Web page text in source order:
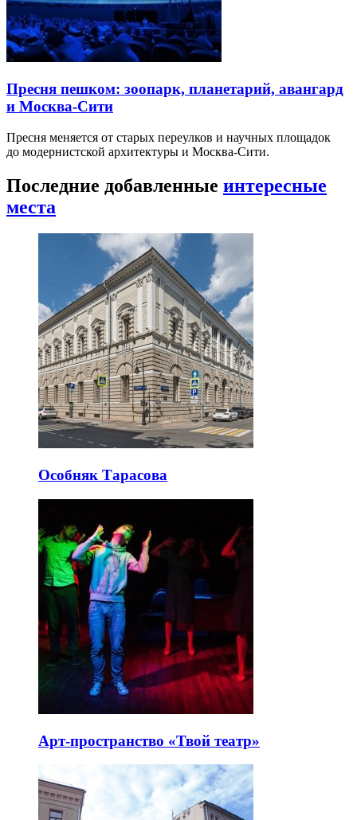
Пресня пешком: зоопарк, планетарий, авангард
и Москва-Сити
Пресня меняется от старых переулков и научных площадок
до модернистской архитектуры и Москва-Сити.
Последние добавленные интересные
места
Особняк Тарасова
Арт-пространство «Твой театр»